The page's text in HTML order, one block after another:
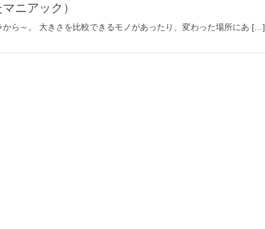
ニアック）
ら～。 大きさを比較できるモノがあったり、変わった場所にあ […]